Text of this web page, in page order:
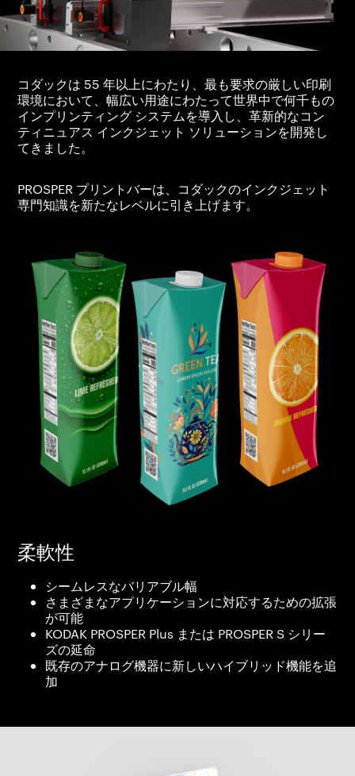
コダックは 55 年以上にわたり、最も要求の厳しい印刷
環境において、幅広い用途にわたって世界中で何千もの
インプリンティング システムを導入し、革新的なコン
ティニュアス インクジェット ソリューションを開発し
てきました。
PROSPER プリントバーは、コダックのインクジェット
専門知識を新たなレベルに引き上げます。
柔軟性
シームレスなバリアブル幅
さまざまなアプリケーションに対応するための拡張
が可能
KODAK PROSPER Plus または PROSPER S シリー
ズの延命
既存のアナログ機器に新しいハイブリッド機能を追
加